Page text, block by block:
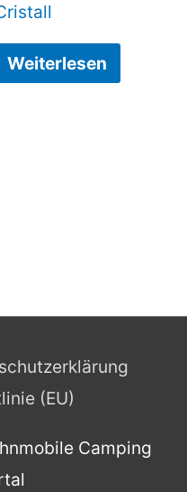
Weiterlesen
(EU)
Camping